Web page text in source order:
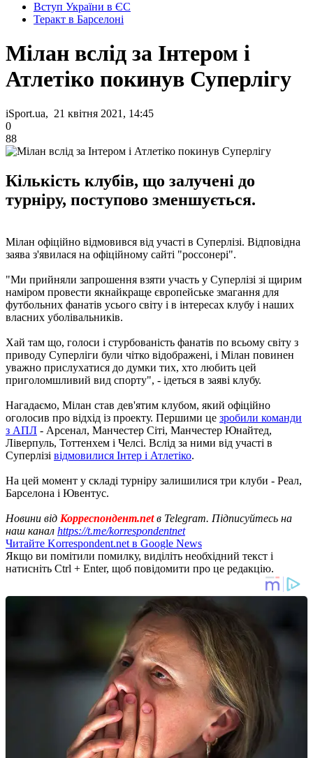
Вступ України в ЄС
Теракт в Барселоні
Мілан вслід за Інтером і
Атлетіко покинув Суперлігу
iSport.ua, 21 квітня 2021, 14:45
0
88
Кількість клубів, що залучені до
турніру, поступово зменшується.
Мілан офіційно відмовився від участі в Суперлізі. Відповідна
заява з'явилася на офіційному сайті "россонері".
"Ми прийняли запрошення взяти участь у Суперлізі зі щирим
наміром провести якнайкраще європейське змагання для
футбольних фанатів усього світу і в інтересах клубу і наших
власних уболівальників.
Хай там що, голоси і стурбованість фанатів по всьому світу з
приводу Суперліги були чітко відображені, і Мілан повинен
уважно прислухатися до думки тих, хто любить цей
приголомшливий вид спорту", - ідеться в заяві клубу.
Нагадаємо, Мілан став дев'ятим клубом, який офіційно
оголосив про відхід із проекту. Першими це зробили команди
з АПЛ - Арсенал, Манчестер Сіті, Манчестер Юнайтед,
Ліверпуль, Тоттенхем і Челсі. Вслід за ними від участі в
Суперлізі відмовилися Інтер і Атлетіко.
На цей момент у складі турніру залишилися три клуби - Реал,
Барселона і Ювентус.
Новини від Корреспондент.netв Telegram. Підписуйтесь на
наш канал https://t.me/korrespondentnet
Читайте Korrespondent.net в Google News
Якщо ви помітили помилку, виділіть необхідний текст і
натисніть Ctrl + Enter, щоб повідомити про це редакцію.